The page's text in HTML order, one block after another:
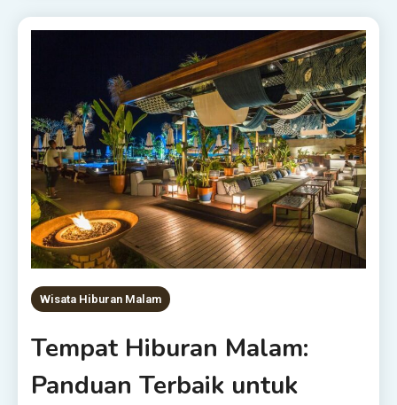
Wisata Hiburan Malam
Tempat Hiburan Malam:
Panduan Terbaik untuk